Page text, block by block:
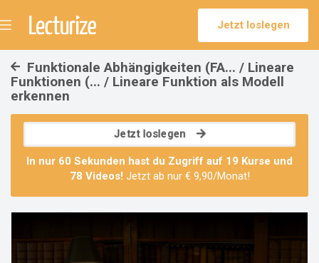
Jetzt loslegen
Funktionale Abhängigkeiten (FA... / Lineare
Funktionen (... / Lineare Funktion als Modell
erkennen
Jetzt loslegen
In nur 60 Sekunden hast du Zugriff auf 19 Kurse und
78 Videos! Jetzt ab nur € 9,90/Monat!